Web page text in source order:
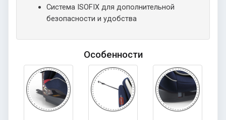
Система ISOFIX для дополнительной
безопасности и удобства
Особенности